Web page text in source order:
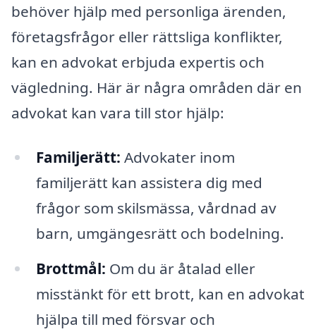
behöver hjälp med personliga ärenden,
företagsfrågor eller rättsliga konflikter,
kan en advokat erbjuda expertis och
vägledning. Här är några områden där en
advokat kan vara till stor hjälp:
Familjerätt: Advokater inom
familjerätt kan assistera dig med
frågor som skilsmässa, vårdnad av
barn, umgängesrätt och bodelning.
Brottmål: Om du är åtalad eller
misstänkt för ett brott, kan en advokat
hjälpa till med försvar och